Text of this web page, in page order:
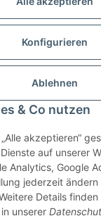
Konfigurieren
Ablehnen
& Co nutzen
akzeptieren“
auf unserer
Analytics, Google
jederzeit
Details finden
unserer
USt., zzgl.Versand